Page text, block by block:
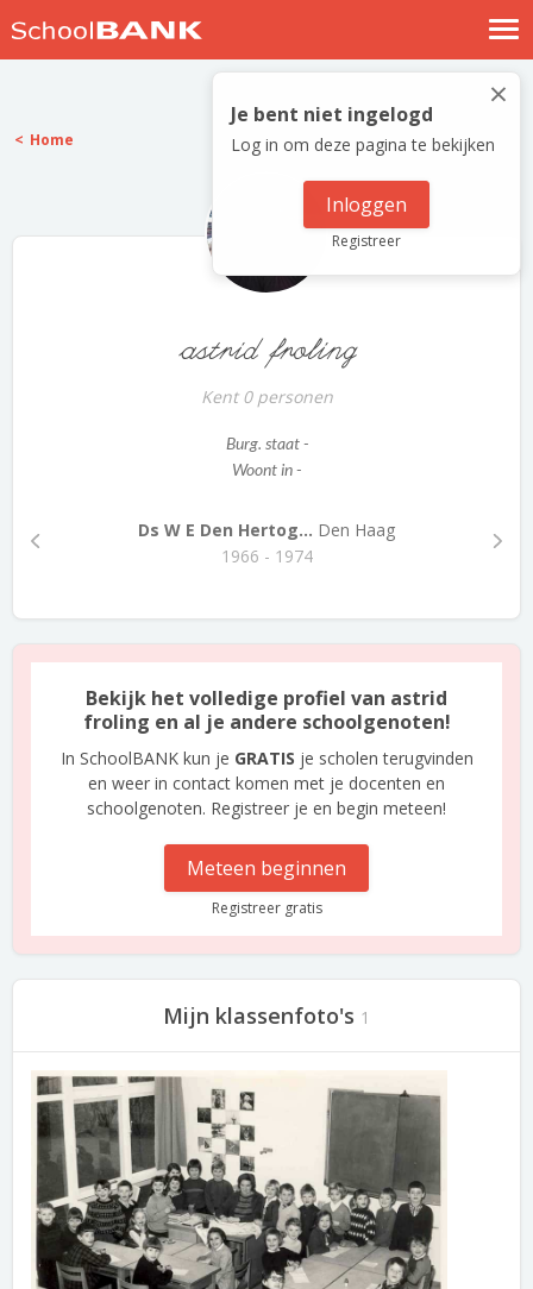
Nostalgische verhalen
Log in
Meld je gratis aan
×
Je bent niet ingelogd
Log in om deze pagina te bekijken
Inloggen
Registreer
Home
astrid froling
Kent 0 personen
Burg. staat -
Woont in -
Ds W E Den Hertog... Den Haag
1966 - 1974
Bekijk het volledige profiel van astrid
froling en al je andere schoolgenoten!
In SchoolBANK kun je GRATIS je scholen terugvinden
en weer in contact komen met je docenten en
schoolgenoten. Registreer je en begin meteen!
Meteen beginnen
Registreer gratis
Mijn klassenfoto's 1